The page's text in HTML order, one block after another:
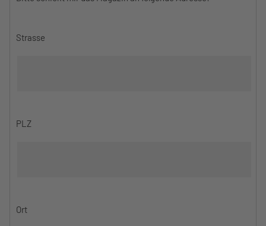
Strasse
PLZ
Ort